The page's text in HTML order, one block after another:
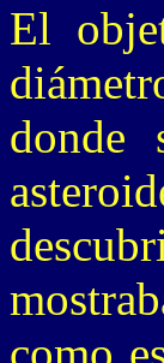
El
donde
como